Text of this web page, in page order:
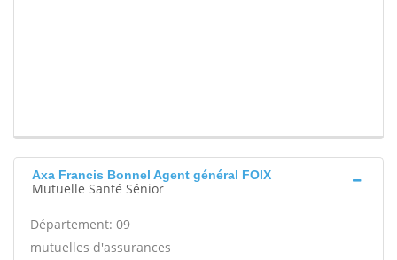
Axa Francis Bonnel Agent général FOIX
Mutuelle Santé Sénior
Département: 09
mutuelles d'assurances